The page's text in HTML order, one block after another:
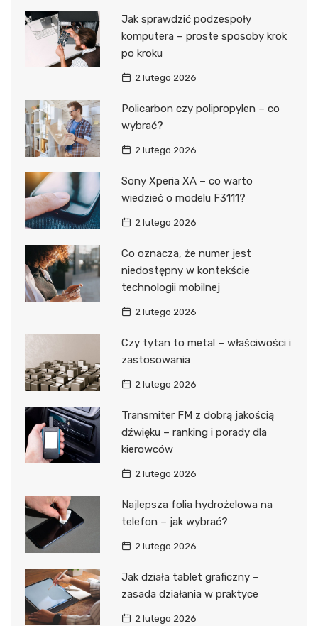
Jak sprawdzić podzespoły
komputera – proste sposoby krok
po kroku
2 lutego 2026
Policarbon czy polipropylen – co
wybrać?
2 lutego 2026
Sony Xperia XA – co warto
wiedzieć o modelu F3111?
2 lutego 2026
Co oznacza, że numer jest
niedostępny w kontekście
technologii mobilnej
2 lutego 2026
Czy tytan to metal – właściwości i
zastosowania
2 lutego 2026
Transmiter FM z dobrą jakością
dźwięku – ranking i porady dla
kierowców
2 lutego 2026
Najlepsza folia hydrożelowa na
telefon – jak wybrać?
2 lutego 2026
Jak działa tablet graficzny –
zasada działania w praktyce
2 lutego 2026